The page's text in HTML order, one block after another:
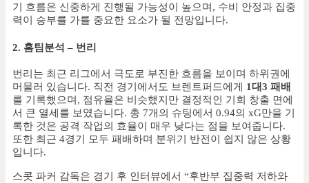
기 흐름은 신중하게 진행될 가능성이 높으며, 수비 안정과 집중
력이 승부를 가를 중요한 요소가 될 전망입니다.
2. 홈팀분석 – 번리
번리는 최근 리그에서 극도로 부진한 흐름을 보이며 하위권에
머물러 있습니다. 직전 경기에서도 브렌트퍼드에게 1대3 패배
를 기록했으며, 점유율은 비슷했지만 결정적인 기회 창출 면에
서 큰 열세를 보였습니다. 총 7개의 슈팅에서 0.94의 xG만을 기
록한 것은 공격 작업의 효율이 매우 낮다는 점을 보여줍니다.
또한 최근 4경기 모두 패배하며 분위기 반전이 쉽지 않은 상황
입니다.
스콧 파커 감독은 경기 후 인터뷰에서 “후반부 집중력 저하와